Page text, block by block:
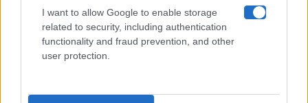
I want to allow Google to enable storage
related to security, including authentication
functionality and fraud prevention, and other
user protection.
Preferenze Privacy- Riproduzione riservata - Photo